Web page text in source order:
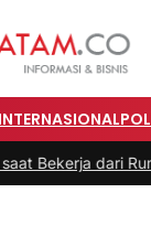
INTERNASIONAL
dari Rumah|#2 -